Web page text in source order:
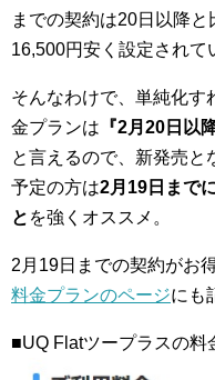
までの契約は20日以降
16,500円安く設定されて
そんなわけで、単純化す
金プランは 『2月20日以
と言えるので、新発売と
予定の方は2月19日まで
と を強くオススメ。
2月19日までの契約がお
料金プランのページにも
■UQ Flatツープラスの料